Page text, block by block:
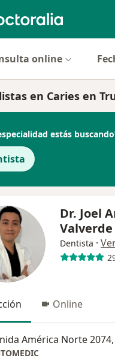
online
en Caries en
estás
Dr. Joel
Valverde
Dentista ·
Online
América Norte